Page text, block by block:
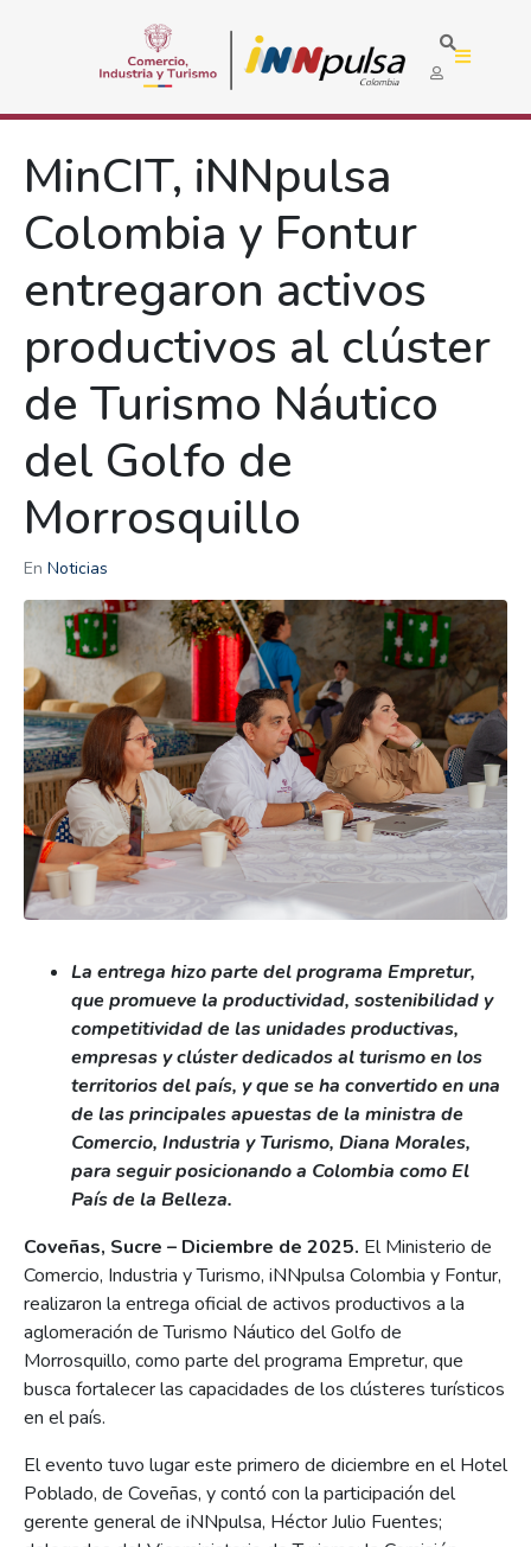
MinCIT, iNNpulsa
Colombia y Fontur
entregaron activos
productivos al clúster
de Turismo Náutico
del Golfo de
Morrosquillo
En Noticias
La entrega hizo parte del programa Empretur,
que promueve la productividad, sostenibilidad y
competitividad de las unidades productivas,
empresas y clúster dedicados al turismo en los
territorios del país, y que se ha convertido en una
de las principales apuestas de la ministra de
Comercio, Industria y Turismo, Diana Morales,
para seguir posicionando a Colombia como El
País de la Belleza.
Coveñas, Sucre – Diciembre de 2025. El Ministerio de
Comercio, Industria y Turismo, iNNpulsa Colombia y Fontur,
realizaron la entrega oficial de activos productivos a la
aglomeración de Turismo Náutico del Golfo de
Morrosquillo, como parte del programa Empretur, que
busca fortalecer las capacidades de los clústeres turísticos
en el país.
El evento tuvo lugar este primero de diciembre en el Hotel
Poblado, de Coveñas, y contó con la participación del
gerente general de iNNpulsa, Héctor Julio Fuentes;